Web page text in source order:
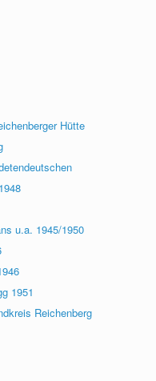
Hütte
u.a. 1945/1950
1951
Reichenberg